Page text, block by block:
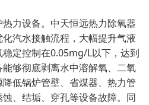
力设备。中天恒远热力除氧器
汽水接触流程，大幅提升气液
定控制在0.05mg/L以下，达到
够彻底剥离水中溶解氧、二氧
低锅炉管壁、省煤器、热力管
、结垢、穿孔等设备故障。同